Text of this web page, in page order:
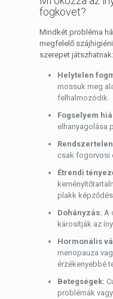
fogkövet?
Mindkét probléma
megfelelő
szerepet játszhatnak:
Helytelen
mossuk meg
felhalmozódik.
Fogselyem
elhanyagolása
csak fogorvosi
Étrendi
plakk
Dohányzás: A
károsítják az
Hormonális
menopauza
érzékenyebbé
Betegségek:
problémák